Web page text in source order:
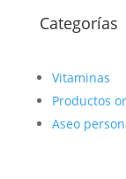
Categorías
Vitaminas
Productos
Aseo